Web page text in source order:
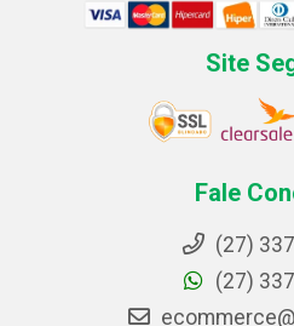
Site
Fale
(27)
(27)